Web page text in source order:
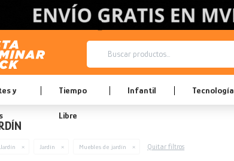
y Tiempo
Libre
Infantil Tecnología
Jardín Muebles de jardín Quitar filtros